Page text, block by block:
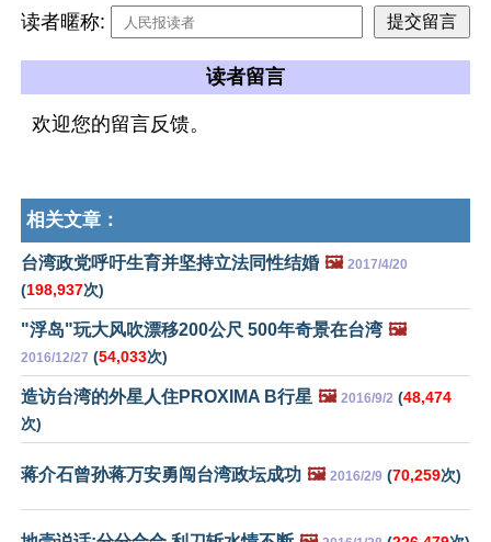
读者暱称:
读者留言
欢迎您的留言反馈。
相关文章：
台湾政党呼吁生育并坚持立法同性结婚 🖼️ 2017/4/20
(198,937次)
"浮岛"玩大风吹漂移200公尺 500年奇景在台湾 🖼️
2016/12/27 (54,033次)
造访台湾的外星人住PROXIMA B行星 🖼️ 2016/9/2 (48,474
次)
蒋介石曾孙蒋万安勇闯台湾政坛成功 🖼️ 2016/2/9 (70,259次)